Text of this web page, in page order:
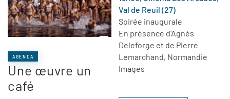
AGENDA
Une œuvre un
café
Val de Reuil (27)
Soirée inaugurale
En présence d'Agnès
Deleforge et de Pierre
Lemarchand, Normandie
Images